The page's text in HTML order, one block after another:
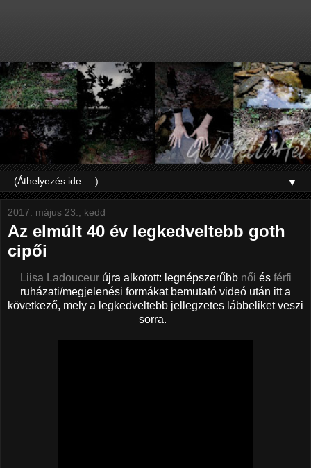
▼
2017. május 23., kedd
Az elmúlt 40 év legkedveltebb goth
cipői
Liisa Ladouceurújra alkotott: legnépszerűbb női és férfi
ruházati/megjelenési formákat bemutató videó után itt a
következő, mely a legkedveltebb jellegzetes lábbeliket veszi
sorra.